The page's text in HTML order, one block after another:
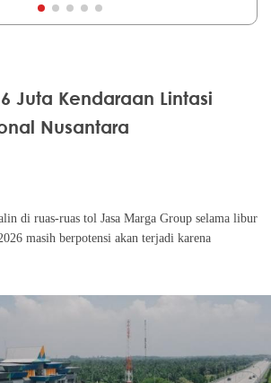
Juta Kendaraan Lintasi
Nusantara
di ruas-ruas tol Jasa Marga Group selama libur
masih berpotensi akan terjadi karena